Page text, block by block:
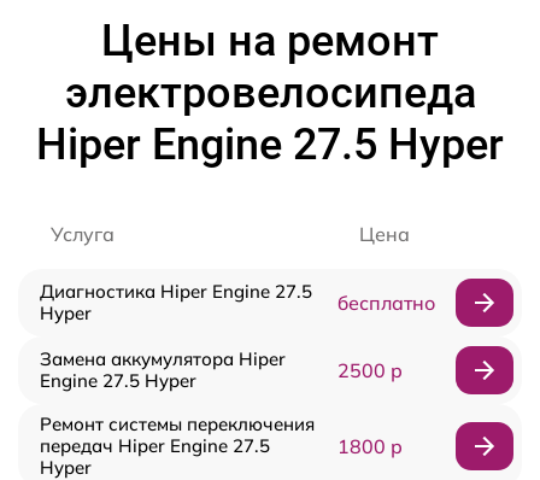
Цены на ремонт
электровелосипеда
Hiper Engine 27.5 Нyper
Услуга Цена
Диагностика Hiper Engine 27.5
Нyper
бесплатно
Замена аккумулятора Hiper
Engine 27.5 Нyper
2500 р
Ремонт системы переключения
передач Hiper Engine 27.5
Нyper
1800 р